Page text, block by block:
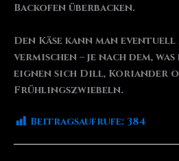
Backofen überbacken.
Den Käse kann man
vermischen – je nach dem,
eignen sich Dill, Koriander
Frühlingszwiebeln.
Beitragsaufrufe: 384